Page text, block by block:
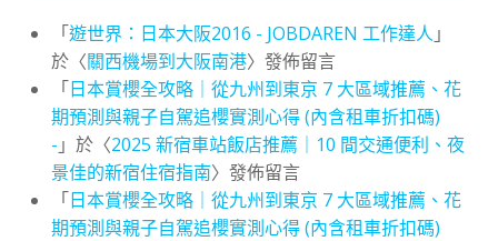
「遊世界：日本大阪2016 - JOBDAREN 工作達人 」
於〈關西機場到大阪南港〉發佈留言
「日本賞櫻全攻略｜從九州到東京 7 大區域推薦、花
期預測與親子自駕追櫻實測心得 (內含租車折扣碼)
- 」於〈2025 新宿車站飯店推薦｜10 間交通便利、夜
景佳的新宿住宿指南〉發佈留言
「日本賞櫻全攻略｜從九州到東京 7 大區域推薦、花
期預測與親子自駕追櫻實測心得 (內含租車折扣碼)